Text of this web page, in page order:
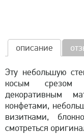
описание
Эту небольшую
косым срезом
декоративным
конфетами,
визитками,
смотреться